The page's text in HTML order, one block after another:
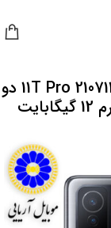
گوشی موبایل شیائومی مدل 11T Pro 2107113SG 5G دو